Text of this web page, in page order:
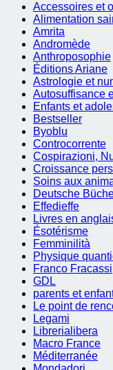
Accessoires et
Alimentation
Amrita
Andromède
Anthroposophie
Éditions Ariane
Astrologie et
Autosuffisance
Enfants et
Bestseller
Byoblu
Controcorrente
Cospirazioni,
Croissance
Soins aux
Deutsche
Effedieffe
Livres en
Ésotérisme
Femminilità
Physique
Franco Fracassi
GDL
parents et
Le point de
Legami
Librerialibera
Macro France
Méditerranée